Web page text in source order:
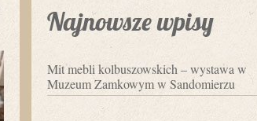
Najnowsze wpisy
Mit mebli kolbuszowskich – wystawa w
Muzeum Zamkowym w Sandomierzu